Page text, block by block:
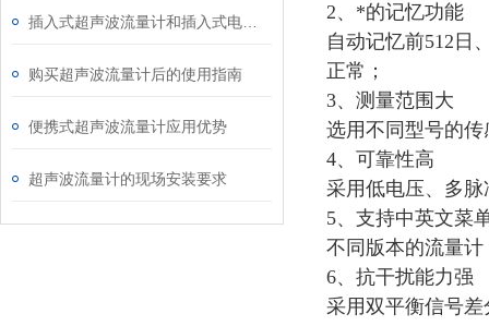
购买超声波流量计后的使用指南
便携式超声波流量计应用优势
超声波流量计的现场安装要求
2、*的记忆功能
自动记忆前512日
正常；
3、测量范围大
选用不同型号的传
4、可靠性高
采用低电压、多
5、支持中英文菜
不同版本的流量
6、抗干扰能力强
采用双平衡信号